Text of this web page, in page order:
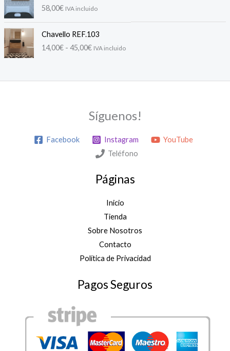
s
:
d
e
0
€
,
€
58,00€ IVA incluido
Chavello REF.103
14,00€ - 45,00€
a
n
d
r
c
o
e
4
0
h
a
s
t
IVA incluido
Síguenos!
Facebook Instagram
YouTube
Teléfono
Páginas
Inicio
Tienda
Sobre Nosotros
Contacto
Política de Privacidad
Pagos Seguros